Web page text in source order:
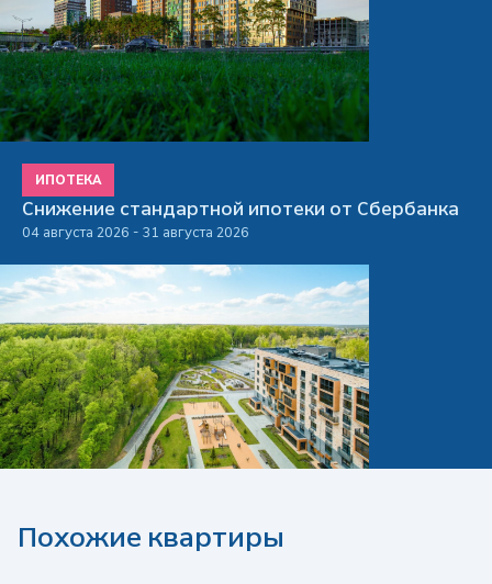
ИПОТЕКА
Снижение стандартной ипотеки от Сбербанка
04 августа 2026 - 31 августа 2026
Похожие квартиры